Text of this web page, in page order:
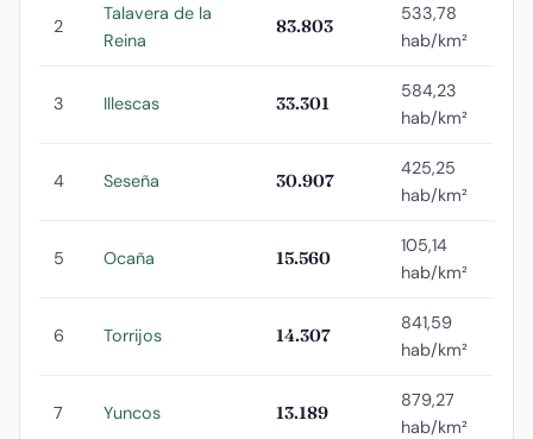
2
Talavera de la
Reina
83.803
533,78
hab/km²
3 Illescas 33.301
584,23
hab/km²
4 Seseña 30.907
425,25
hab/km²
5 Ocaña 15.560
105,14
hab/km²
6 Torrijos 14.307
841,59
hab/km²
7 Yuncos 13.189
879,27
hab/km²